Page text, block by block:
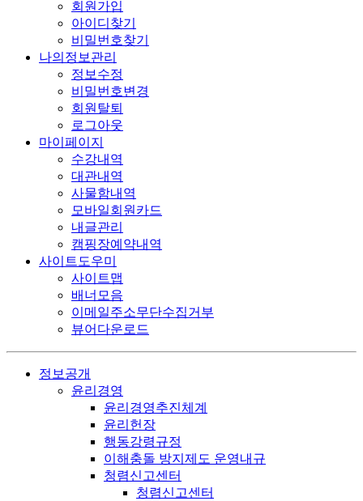
회원가입
아이디찾기
비밀번호찾기
나의정보관리
정보수정
비밀번호변경
회원탈퇴
로그아웃
마이페이지
수강내역
대관내역
사물함내역
모바일회원카드
내글관리
캠핑장예약내역
사이트도우미
사이트맵
배너모음
이메일주소무단수집거부
뷰어다운로드
정보공개
윤리경영
윤리경영추진체계
윤리헌장
행동강령규정
이해충돌 방지제도 운영내규
청렴신고센터
청렴신고센터